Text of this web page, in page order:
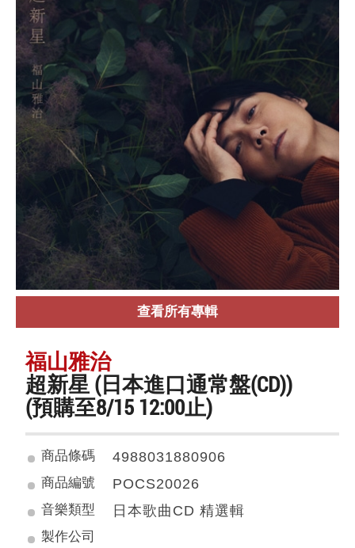
查看所有專輯
福山雅治
超新星 (日本進口通常盤(CD))
(預購至8/15 12:00止)
商品條碼 4988031880906
商品編號 POCS20026
音樂類型 日本歌曲CD 精選輯
製作公司